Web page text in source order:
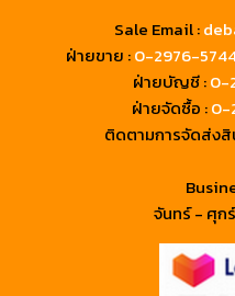
Sale Email :
ฝ่ายขาย :0-2976-
ฝ่ายบัญชี :0-
ฝ่ายจัดซื้อ :0-
ติดตามการจัดส่งสิ
จันทร์ - ศุก